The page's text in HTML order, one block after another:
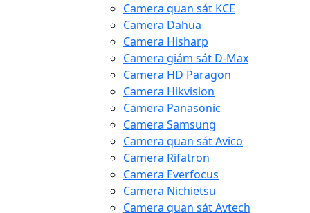
Camera quan sát KCE
Camera Dahua
Camera Hisharp
Camera giám sát D-Max
Camera HD Paragon
Camera Hikvision
Camera Panasonic
Camera Samsung
Camera quan sát Avico
Camera Rifatron
Camera Everfocus
Camera Nichietsu
Camera quan sát Avtech